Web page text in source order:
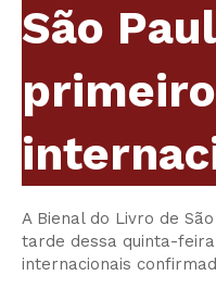
São
A Bienal do Livro de
tarde dessa quinta-
internacionais